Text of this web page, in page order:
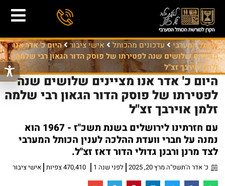
הכותל המערבי עדכונים מהכותל אישי ציבור
היום כ' אדר אנו
מציינים שלושים שנה לפטירתו של פוסק הדור הגאון רבי שלמה
זלמן אוירבך זצ"ל
היום כ' אדר אנו מציינים שלושים שנה
לפטירתו של פוסק הדור הגאון רבי שלמה
זלמן אוירבך זצ"ל
עם חזרתינו לירושלים בשנת תשכ"ז - 1967 הוא
נמנה על חברי וועדת ההלכה לענין הכותל המערבי
לצד מרנן ורבנן גדולי הדור דאז זצ"ל.
כ' אדר ה'תשפ"ה מרץ 20, 2025 לפני שנה 1 470,410 צפיות אישי ציבור